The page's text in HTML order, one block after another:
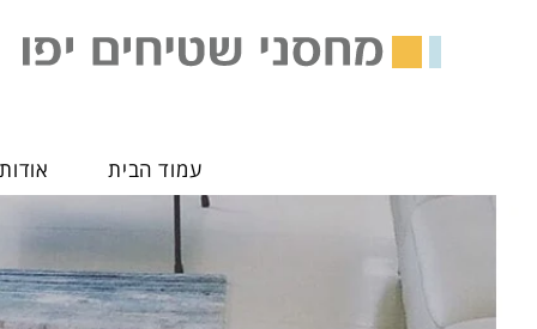
עמוד הבית